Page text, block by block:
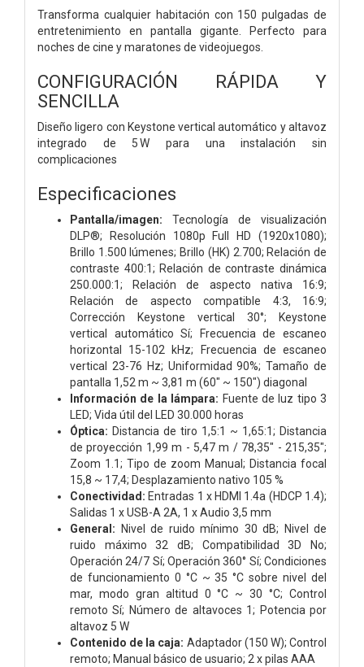
Transforma cualquier habitación con 150 pulgadas de
entretenimiento en pantalla gigante. Perfecto para
noches de cine y maratones de videojuegos.
CONFIGURACIÓN RÁPIDA Y
SENCILLA
Diseño ligero con Keystone vertical automático y altavoz
integrado de 5 W para una instalación sin
complicaciones
Especificaciones
Pantalla/imagen: Tecnología de visualización
DLP®; Resolución 1080p Full HD (1920x1080);
Brillo 1.500 lúmenes; Brillo (HK) 2.700; Relación de
contraste 400:1; Relación de contraste dinámica
250.000:1; Relación de aspecto nativa 16:9;
Relación de aspecto compatible 4:3, 16:9;
Corrección Keystone vertical 30°; Keystone
vertical automático Sí; Frecuencia de escaneo
horizontal 15-102 kHz; Frecuencia de escaneo
vertical 23-76 Hz; Uniformidad 90%; Tamaño de
pantalla 1,52 m ~ 3,81 m (60" ~ 150") diagonal
Información de la lámpara: Fuente de luz tipo 3
LED; Vida útil del LED 30.000 horas
Óptica: Distancia de tiro 1,5:1 ~ 1,65:1; Distancia
de proyección 1,99 m - 5,47 m / 78,35" - 215,35";
Zoom 1.1; Tipo de zoom Manual; Distancia focal
15,8 ~ 17,4; Desplazamiento nativo 105 %
Conectividad: Entradas 1 x HDMI 1.4a (HDCP 1.4);
Salidas 1 x USB-A 2A, 1 x Audio 3,5 mm
General: Nivel de ruido mínimo 30 dB; Nivel de
ruido máximo 32 dB; Compatibilidad 3D No;
Operación 24/7 Sí; Operación 360° Sí; Condiciones
de funcionamiento 0 °C ~ 35 °C sobre nivel del
mar, modo gran altitud 0 °C ~ 30 °C; Control
remoto Sí; Número de altavoces 1; Potencia por
altavoz 5 W
Contenido de la caja: Adaptador (150 W); Control
remoto; Manual básico de usuario; 2 x pilas AAA